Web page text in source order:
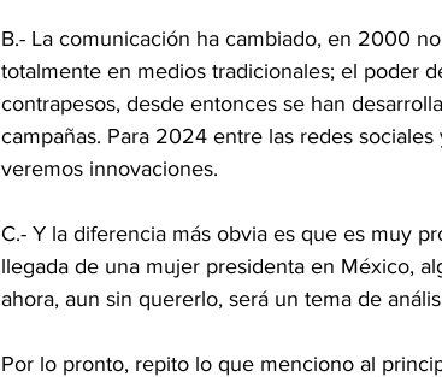
B.- La comunicación ha cambiado, en 2000
totalmente en medios tradicionales; el poder
contrapesos, desde entonces se han
campañas. Para 2024 entre las redes
veremos innovaciones.
C.- Y la diferencia más obvia es que es muy
llegada de una mujer presidenta en México,
ahora, aun sin quererlo, será un tema de
Por lo pronto, repito lo que menciono al